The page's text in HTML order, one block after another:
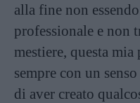
alla fine non
professionale e non
mestiere, questa
sempre con un
di aver creato